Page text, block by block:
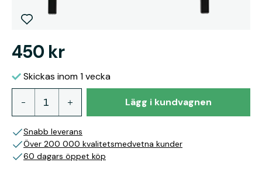
450 kr
Skickas inom 1 vecka
Lägg i kundvagnen
Snabb leverans
Över 200 000 kvalitetsmedvetna kunder
60 dagars öppet köp